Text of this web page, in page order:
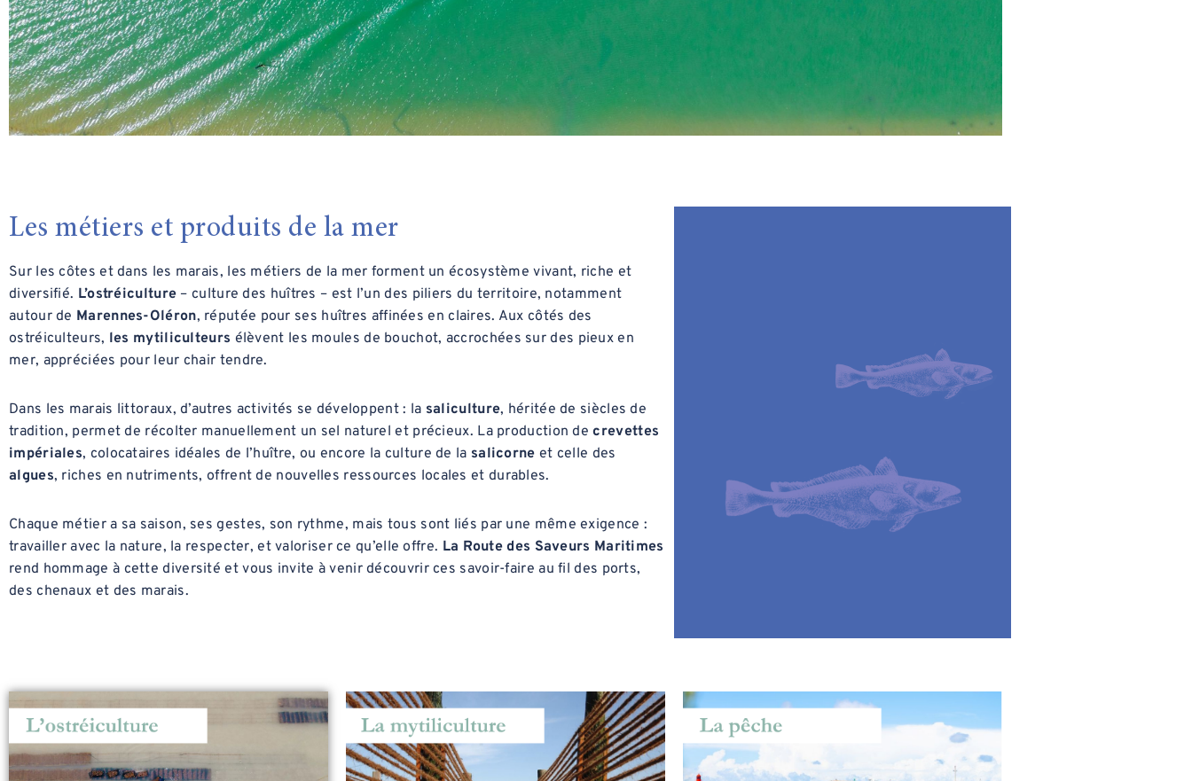
Les métiers et produits de la mer
Sur les côtes et dans les marais, les métiers de la mer forment un écosystème vivant, riche et
diversifié. L’ostréiculture – culture des huîtres – est l’un des piliers du territoire, notamment
autour de Marennes-Oléron, réputée pour ses huîtres affinées en claires. Aux côtés des
ostréiculteurs, les mytiliculteurs élèvent les moules de bouchot, accrochées sur des pieux en
mer, appréciées pour leur chair tendre.
Dans les marais littoraux, d’autres activités se développent : la saliculture, héritée de siècles de
tradition, permet de récolter manuellement un sel naturel et précieux. La production decrevettes
impériales, colocataires idéales de l’huître, ou encore la culture de la salicorne et celle des
algues, riches en nutriments, offrent de nouvelles ressources locales et durables.
Chaque métier a sa saison, ses gestes, son rythme, mais tous sont liés par une même exigence :
travailler avec la nature, la respecter, et valoriser ce qu’elle offre. La Route des Saveurs Maritimes
rend hommage à cette diversité et vous invite à venir découvrir ces savoir-faire au fil des ports,
des chenaux et des marais.